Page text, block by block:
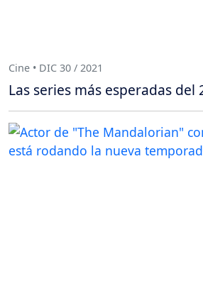
Cine • DIC 30 / 2021
Las series más esperadas del